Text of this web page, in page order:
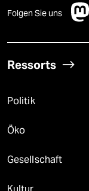
Folgen Sie uns
Ressorts
Politik
Öko
Gesellschaft